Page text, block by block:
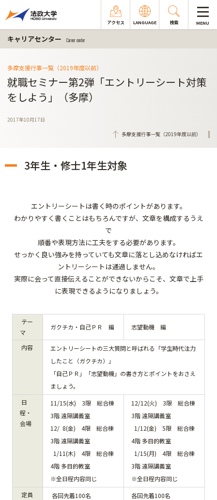
アクセス LANGUAGE 検索 MENU
キャリアセンター Career center
多摩支援行事一覧（2019年度以前）
就職セミナー第2弾「エントリーシート対策
をしよう」（多摩）
2017年10月17日
多摩支援行事一覧（2019年度以前）
3年生・修士1年生対象
エントリーシートは書く時のポイントがあります。
わかりやすく書くことはもちろんですが、文章を構成するうえ
で
順番や表現方法に工夫をする必要があります。
せっかく良い強みを持っていても文章に落とし込めなければエ
ントリーシートは通過しません。
実際に会って直接伝えることができないからこそ、文章で上手
に表現できるようになりましょう。
テー
マ
ガクチカ・自己ＰＲ 編 志望動機 編
内容
エントリーシートの三大質問と呼ばれる「学生時代注力
したこと（ガクチカ）」
「自己ＰＲ」「志望動機」の書き方とポイントをおさえ
ましょう。
日
程・
会場
11/15(水) 3限 総合棟
3階 遠隔講義室
12/ 8(金) 4限 総合棟
3階 遠隔講義室
1/11(木) 4限 総合棟
4階 多目的教室
※全日程内容同じ
12/12(火) 3限 総合棟
3階 遠隔講義室
1/12(金) 5限 総合棟
4階 多目的教室
1/15(月) 4限 総合棟
3階 遠隔講義室
※全日程内容同じ
定員
各回先着100名
各回先着100名